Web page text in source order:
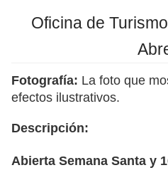
Oficina de
Fotografía: La foto que
efectos ilustrativos.
Descripción:
Abierta Semana Santa y